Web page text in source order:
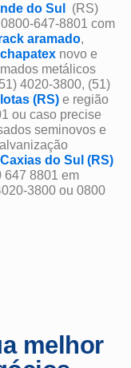
do Sul
(RS)
647-8801 com
aramado,
chapatex novo e
metálicos
4020-3800, (51)
(RS) e região
ou caso precise
seminovos e
Caxias do Sul (RS)
647 8801 em
3800 ou 0800
melhor